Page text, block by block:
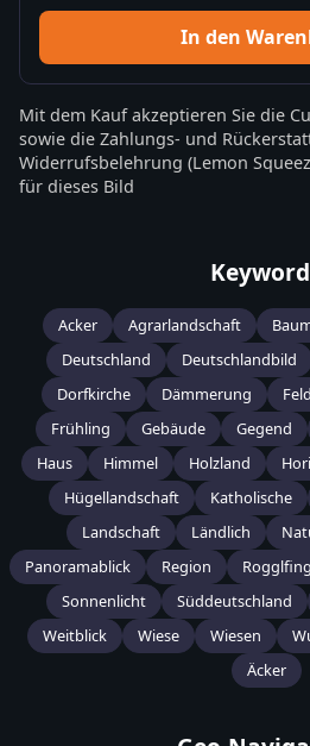
In den
Mit dem Kauf akzeptieren Sie die
sowie die Zahlungs- und
Widerrufsbelehrung (Lemon
für dieses Bild
Acker Agrarlandschaft
Deutschland
Deutschlandbild
Dorfkirche
Dämmerung Feld
Frühling
Gebäude Gegend
Haus
Himmel Holzland
Hügellandschaft
Katholische
Landschaft
Ländlich
Panoramablick
Region Rogglfing
Sonnenlicht
Süddeutschland
Weitblick
Wiese Wiesen
Äcker